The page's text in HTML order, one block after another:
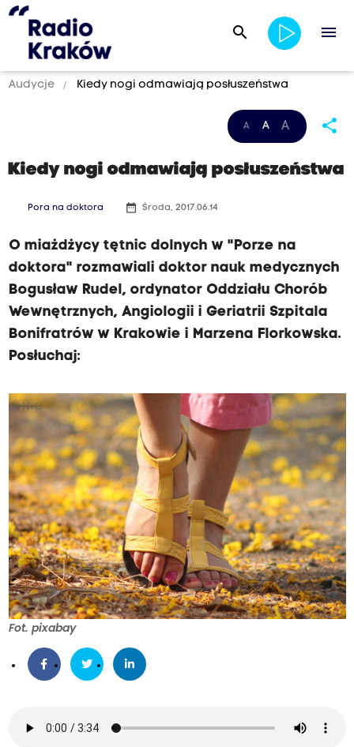
search menu
Audycje Kiedy nogi odmawiają posłuszeństwa
A A A share
Kiedy nogi odmawiają posłuszeństwa
Pora na doktora date_range Środa, 2017.06.14
O miażdżycy tętnic dolnych w "Porze na
doktora" rozmawiali doktor nauk medycznych
Bogusław Rudel, ordynator Oddziału Chorób
Wewnętrznych, Angiologii i Geriatrii Szpitala
Bonifratrów w Krakowie i Marzena Florkowska.
Posłuchaj:
Fot. pixabay